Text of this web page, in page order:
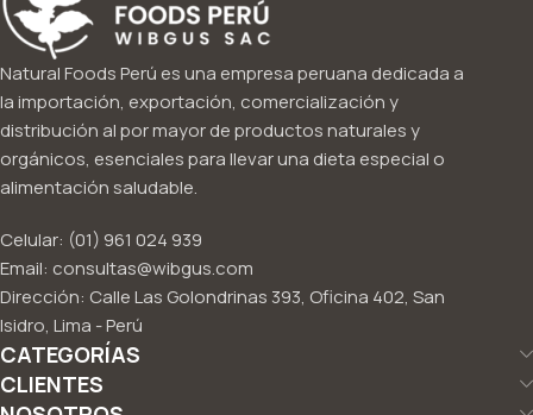
Natural Foods Perú es una empresa peruana dedicada a
la importación, exportación, comercialización y
distribución al por mayor de productos naturales y
orgánicos, esenciales para llevar una dieta especial o
alimentación saludable.
Celular: (01) 961 024 939
Email: consultas@wibgus.com
Dirección: Calle Las Golondrinas 393, Oficina 402, San
Isidro, Lima - Perú
CATEGORÍAS
CLIENTES